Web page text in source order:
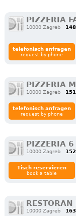
PIZZERIA
10000 Zagreb
telefonisch anfragen
request by phone
PIZZERIA
10000 Zagreb
telefonisch anfragen
request by phone
PIZZERIA 6
10000 Zagreb
Tisch reservieren
book a table
RESTORAN
10000 Zagreb